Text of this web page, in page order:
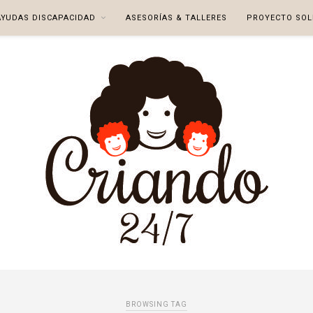
DISCAPACIDAD ASESORÍAS & TALLERES PROYECTO
BROWSING TAG